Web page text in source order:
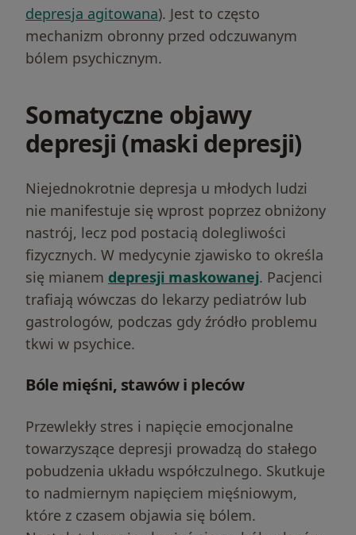
depresja agitowana). Jest to często
mechanizm obronny przed odczuwanym
bólem psychicznym.
Somatyczne objawy
depresji (maski depresji)
Niejednokrotnie depresja u młodych ludzi
nie manifestuje się wprost poprzez obniżony
nastrój, lecz pod postacią dolegliwości
fizycznych. W medycynie zjawisko to określa
się mianem depresji maskowanej. Pacjenci
trafiają wówczas do lekarzy pediatrów lub
gastrologów, podczas gdy źródło problemu
tkwi w psychice.
Bóle mięśni, stawów i pleców
Przewlekły stres i napięcie emocjonalne
towarzyszące depresji prowadzą do stałego
pobudzenia układu współczulnego. Skutkuje
to nadmiernym napięciem mięśniowym,
które z czasem objawia się bólem.